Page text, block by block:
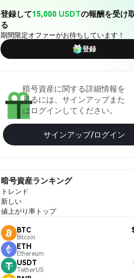
登録して15,000 USDTの報酬を受け
る
期間限定オファーがお待ちしています！
登録
暗号資産に関する詳細情報を
見るには、サインアップまた
はログインしてください。
サインアップ/ログイン
暗号資産ランキング
トレンド
新しい
値上がり率トップ
BTC
Bitcoin
ETH
Ethereum
USDT
TetherUS